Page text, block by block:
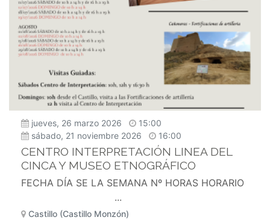
jueves, 26 marzo 2026
15:00
sábado, 21 noviembre 2026
16:00
CENTRO INTERPRETACIÓN LINEA DEL
CINCA Y MUSEO ETNOGRÁFICO
FECHA DÍA SE LA SEMANA Nº HORAS HORARIO
...
Castillo (Castillo Monzón)